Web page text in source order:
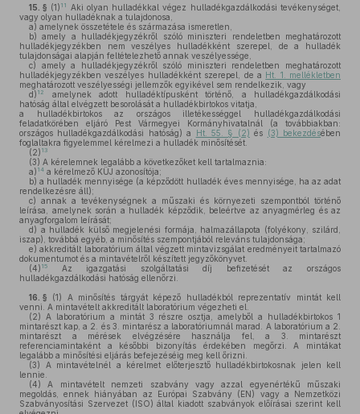
15. § (1) 11
Aki olyan hulladékkal végez hulladékgazdálkodási tevékenységet,
vagy olyan hulladéknak a tulajdonosa,
a) amelynek összetétele és származása ismeretlen,
b) amely a hulladékjegyzékről szóló miniszteri rendeletben meghatározott
hulladékjegyzékben nem veszélyes hulladékként szerepel, de a hulladék
tulajdonságai alapján feltételezhető annak veszélyessége,
c) amely a hulladékjegyzékről szóló miniszteri rendeletben meghatározott
hulladékjegyzékben veszélyes hulladékként szerepel, de a Ht. 1. mellékletben
meghatározott veszélyességi jellemzők egyikével sem rendelkezik, vagy
d) 12
amelynek adott hulladéktípusként történő, a hulladékgazdálkodási
hatóság által elvégzett besorolását a hulladékbirtokos vitatja,
a hulladékbirtokos az országos illetékességgel hulladékgazdálkodási
feladatkörében eljáró Pest Vármegyei Kormányhivatalnál (a továbbiakban:
országos hulladékgazdálkodási hatóság) a
Ht. 55. § (2) és (3) bekezdésében
foglaltakra figyelemmel kérelmezi a hulladék minősítését.
(2) 13
(3) A kérelemnek legalább a következőket kell tartalmaznia:
a) 14 a kérelmező KÜJ azonosítója;
b) a hulladék mennyisége (a képződött hulladék éves mennyisége, ha az adat
rendelkezésre áll);
c) annak a tevékenységnek a műszaki és környezeti szempontból történő
leírása, amelynek során a hulladék képződik, beleértve az anyagmérleg és az
anyagforgalom leírását;
d) a hulladék külső megjelenési formája, halmazállapota (folyékony, szilárd,
iszap), továbbá egyéb, a minősítés szempontjából releváns tulajdonsága;
e) akkreditált laboratórium által végzett mintavizsgálat eredményeit tartalmazó
dokumentumot és a mintavételről készített jegyzőkönyvet.
(4) 15
Az igazgatási szolgáltatási díj befizetését az országos
hulladékgazdálkodási hatóság ellenőrzi.
16. § (1)
A minősítés tárgyát képező hulladékból reprezentatív mintát kell
venni. A mintavételt akkreditált laboratórium végezheti el.
(2) A laboratórium a mintát 3 részre osztja, amelyből a hulladékbirtokos 1
mintarészt kap, a 2. és 3. mintarész a laboratóriumnál marad. A laboratórium a 2.
mintarészt a mérések elvégzésére használja fel, a 3. mintarészt
referenciamintaként a későbbi bizonyítás érdekében megőrzi. A mintákat
legalább a minősítési eljárás befejezéséig meg kell őrizni.
(3) A mintavételnél a kérelmet előterjesztő hulladékbirtokosnak jelen kell
lennie.
(4) A mintavételt nemzeti szabvány vagy azzal egyenértékű műszaki
megoldás, ennek hiányában az Európai Szabvány (EN) vagy a Nemzetközi
Szabványosítási Szervezet (ISO) által kiadott szabványok előírásai szerint kell